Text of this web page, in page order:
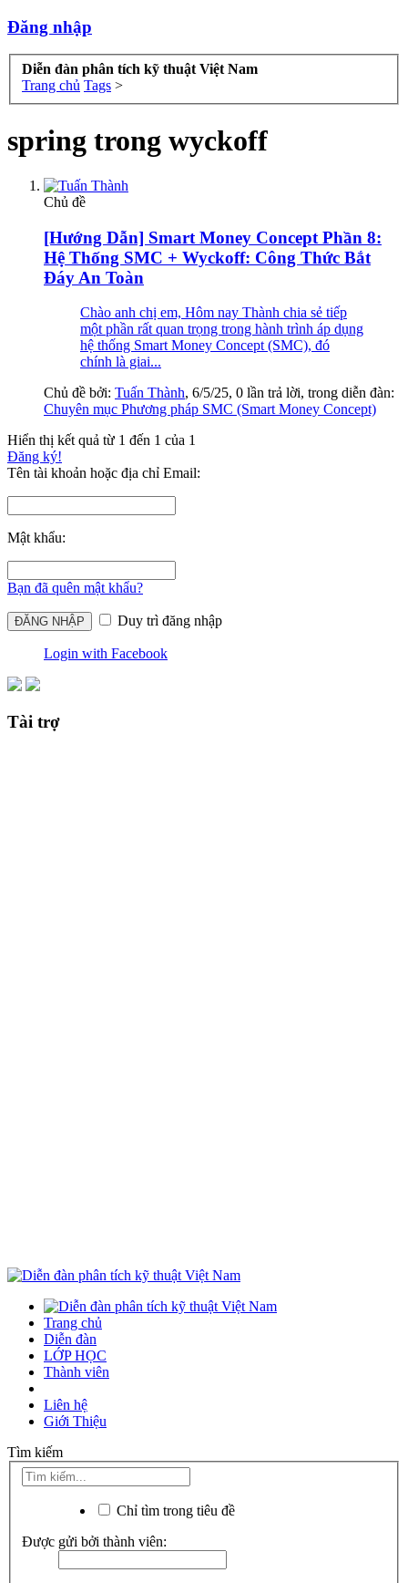
Đăng nhập
Diễn đàn phân tích kỹ thuật Việt Nam
Trang chủ Tags >
spring trong wyckoff
Chủ đề
[Hướng Dẫn] Smart Money Concept Phần 8:
Hệ Thống SMC + Wyckoff: Công Thức Bắt
Đáy An Toàn
Chào anh chị em, Hôm nay Thành chia sẻ tiếp
một phần rất quan trọng trong hành trình áp dụng
hệ thống Smart Money Concept (SMC), đó
chính là giai...
Chủ đề bởi: Tuấn Thành, 6/5/25, 0 lần trả lời, trong diễn đàn:
Chuyên mục Phương pháp SMC (Smart Money Concept)
Hiển thị kết quả từ 1 đến 1 của 1
Đăng ký!
Tên tài khoản hoặc địa chỉ Email:
Mật khẩu:
Bạn đã quên mật khẩu?
Duy trì đăng nhập
Login with Facebook
Tài trợ
Trang chủ
Diễn đàn
LỚP HỌC
Thành viên
Liên hệ
Giới Thiệu
Tìm kiếm
Chỉ tìm trong tiêu đề
Được gửi bởi thành viên: